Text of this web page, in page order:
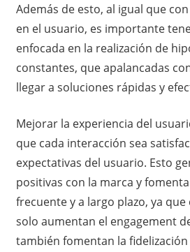
Además de esto, al igual que
en el usuario, es importante
enfocada en la realización de
constantes, que apalancadas
llegar a soluciones rápidas y
Mejorar la experiencia del
que cada interacción sea
expectativas del usuario. Esto
positivas con la marca y
frecuente y a largo plazo, ya
solo aumentan el engagement
también fomentan la fidelización